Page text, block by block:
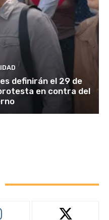
definirán el 29 de
en contra del